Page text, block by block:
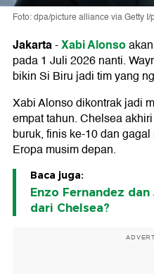
Foto: dpa/picture alliance via Getty
Jakarta-Xabi Alonso
pada 1 Juli 2026 nanti.
bikin Si Biru jadi tim yang
Xabi Alonso dikontrak jadi
empat tahun. Chelsea
buruk, finis ke-10 dan
Eropa musim depan.
Baca juga:
Enzo Fernandez
dari Chelsea?